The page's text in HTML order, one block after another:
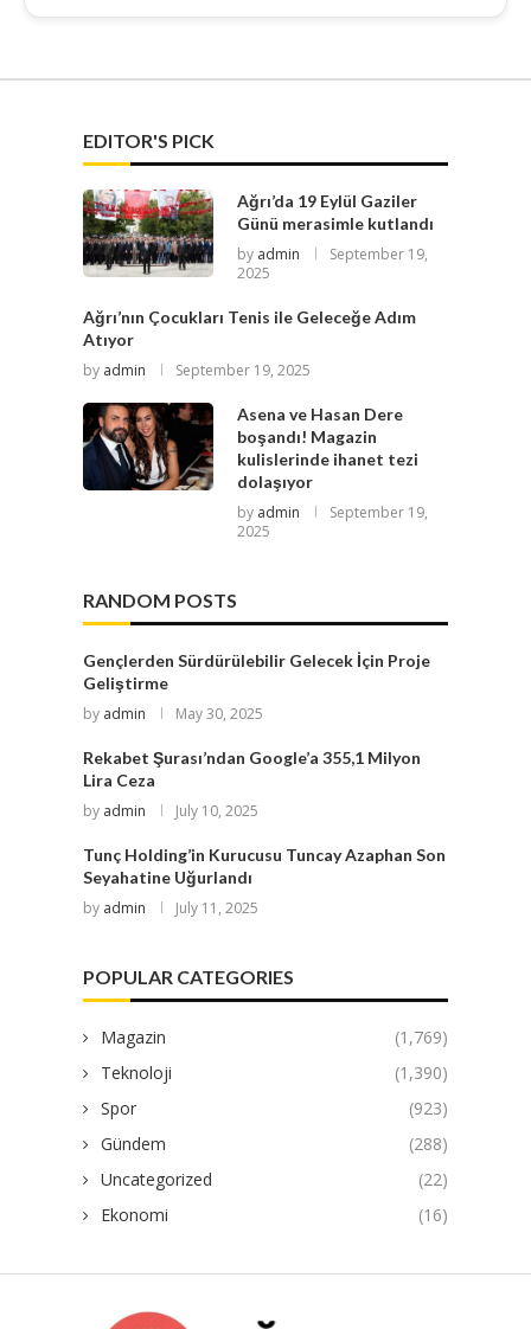
EDITOR'S PICK
Ağrı’da 19 Eylül Gaziler
Günü merasimle kutlandı
by admin
September 19,
2025
Ağrı’nın Çocukları Tenis ile Geleceğe Adım
Atıyor
by admin September 19, 2025
Asena ve Hasan Dere
boşandı! Magazin
kulislerinde ihanet tezi
dolaşıyor
by admin
September 19,
2025
RANDOM POSTS
Gençlerden Sürdürülebilir Gelecek İçin Proje
Geliştirme
by admin May 30, 2025
Rekabet Şurası’ndan Google’a 355,1 Milyon
Lira Ceza
by admin July 10, 2025
Tunç Holding’in Kurucusu Tuncay Azaphan Son
Seyahatine Uğurlandı
by admin July 11, 2025
POPULAR CATEGORIES
Magazin
(1,769)
Teknoloji
(1,390)
Spor
(923)
Gündem
(288)
Uncategorized
(22)
Ekonomi
(16)